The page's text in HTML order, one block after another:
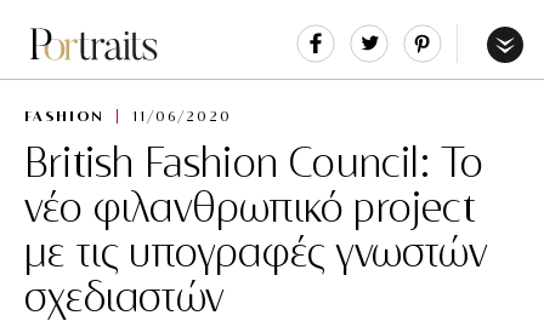
Share Tweet
FASHION 11/06/2020
British Fashion Council: Το
νέο φιλανθρωπικό project
με τις υπογραφές γνωστών
σχεδιαστών